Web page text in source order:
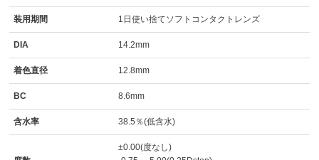
装用期間 1日使い捨てソフトコンタクトレンズ
DIA 14.2mm
着色直径 12.8mm
BC 8.6mm
含水率 38.5％(低含水)
±0.00(度なし)